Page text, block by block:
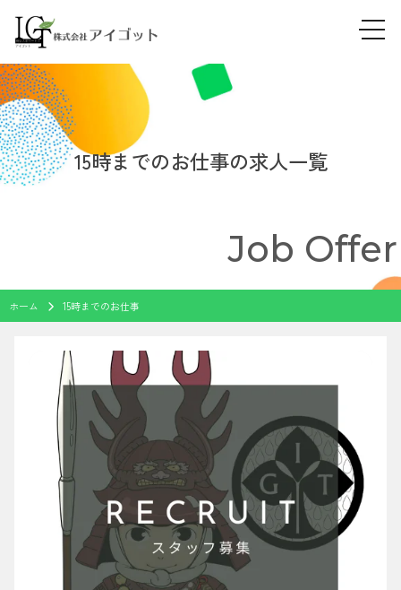
Skip
to
content
15時までのお仕事の求人一覧
Job Offer
ホーム 15時までのお仕事